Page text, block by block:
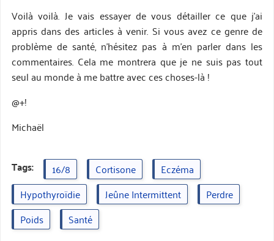
Voilà voilà. Je vais essayer de vous détailler ce que j’ai
appris dans des articles à venir. Si vous avez ce genre de
problème de santé, n’hésitez pas à m’en parler dans les
commentaires. Cela me montrera que je ne suis pas tout
seul au monde à me battre avec ces choses-là !
@+!
Michaël
Tags: 16/8 Cortisone
Eczéma
Hypothyroïdie
Jeûne Intermittent
Perdre
Poids
Santé